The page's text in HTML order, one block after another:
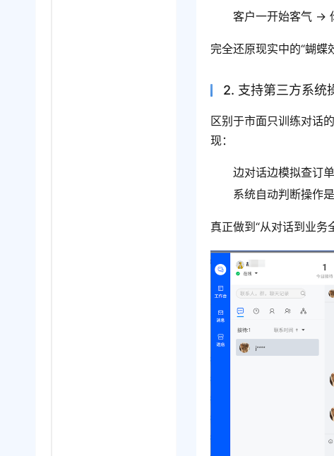
客户一开始客气 →
完全还原现实中的“蝴蝶
2. 支持第三方系统
区别于市面只训练对话
现：
边对话边模拟查订
系统自动判断操作
真正做到“从对话到业务